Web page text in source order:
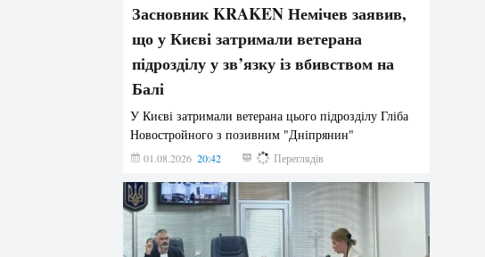
Засновник KRAKEN Немічев заявив,
що у Києві затримали ветерана
підрозділу у зв’язку із вбивством на
Балі
У Києві затримали ветерана цього підрозділу Гліба
Новостройного з позивним "Дніпрянин"
01.08.2026 20:42 189 Переглядів